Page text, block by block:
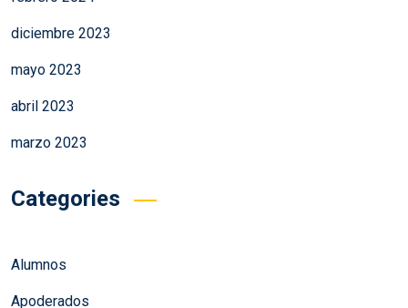
diciembre 2023
mayo 2023
abril 2023
marzo 2023
Categories
Alumnos
Apoderados